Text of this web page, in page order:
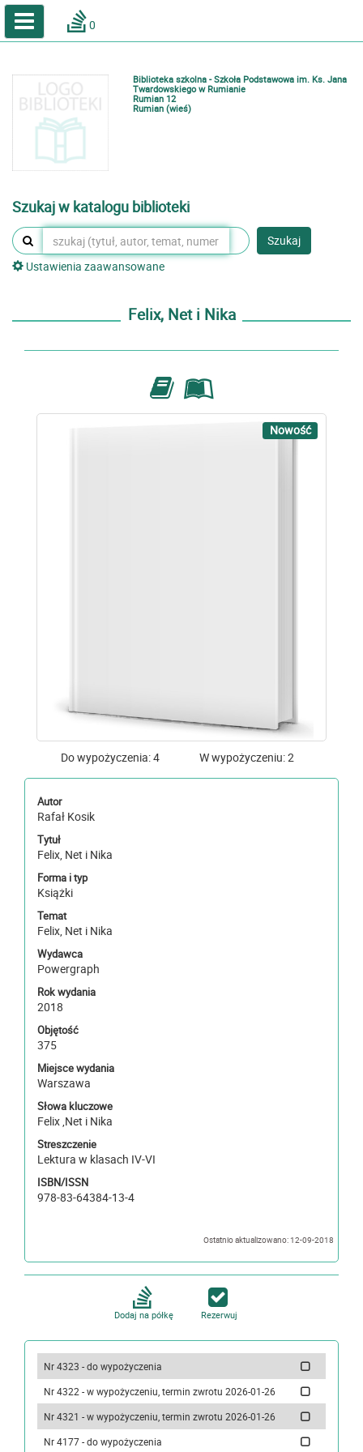
Katalog online biblioteki szkolnej
Lektury
0
Biblioteka szkolna - Szkoła Podstawowa im. Ks. Jana
Twardowskiego w Rumianie
Rumian 12
Rumian (wieś)
Szukaj w katalogu biblioteki
Szukaj
Ustawienia zaawansowane
Felix, Net i Nika
Nowość
Do wypożyczenia: 4 W wypożyczeniu: 2
Autor
Rafał Kosik
Tytuł
Felix, Net i Nika
Forma i typ
Książki
Temat
Felix, Net i Nika
Wydawca
Powergraph
Rok wydania
2018
Objętość
375
Miejsce wydania
Warszawa
Słowa kluczowe
Felix ,Net i Nika
Streszczenie
Lektura w klasach IV-VI
ISBN/ISSN
978-83-64384-13-4
Ostatnio aktualizowano: 12-09-2018
Dodaj na półkę Rezerwuj
Nr 4323 - do wypożyczenia
Nr 4322 - w wypożyczeniu, termin zwrotu 2026-01-26
Nr 4321 - w wypożyczeniu, termin zwrotu 2026-01-26
Nr 4177 - do wypożyczenia